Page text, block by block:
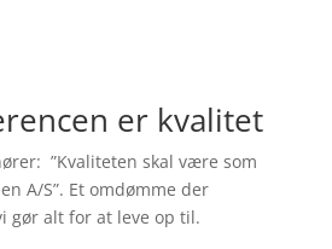
er kvalitet
”Kvaliteten skal være som
A/S”. Et omdømme der
gør alt for at leve op til.